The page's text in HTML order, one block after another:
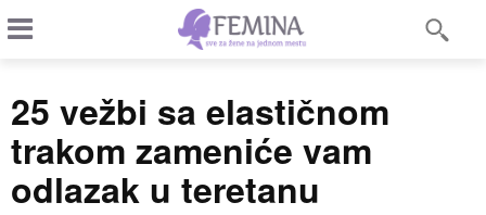
25 vežbi sa elastičnom
trakom zameniće vam
odlazak u teretanu